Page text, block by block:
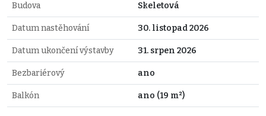
Budova Skeletová
Datum nastěhování 30. listopad 2026
Datum ukončení výstavby 31. srpen 2026
Bezbariérový ano
Balkón ano (19 m²)